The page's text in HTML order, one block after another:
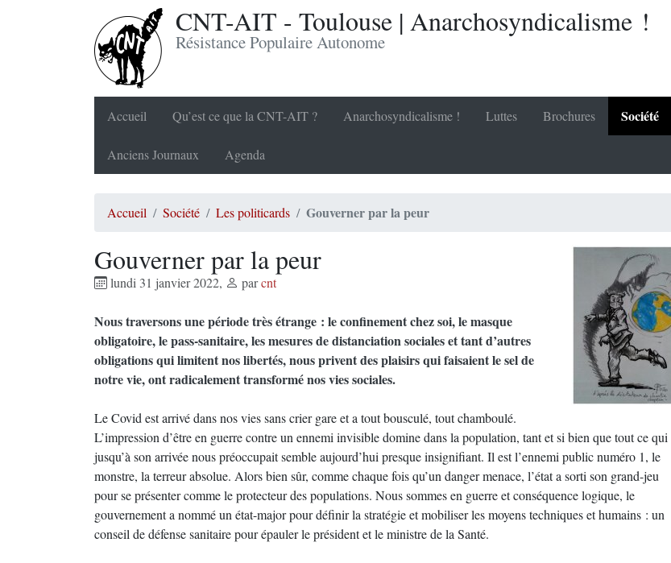
CNT-AIT - Toulouse | Anarchosyndicalisme !
Résistance Populaire Autonome
Accueil Qu’est ce que la CNT-AIT ? Anarchosyndicalisme ! Luttes Brochures Société
Anciens Journaux Agenda
Accueil Société Les politicards Gouverner par la peur
Gouverner par la peur
lundi 31 janvier 2022, parcnt
Nous traversons une période très étrange : le confinement chez soi, le masque
obligatoire, le pass-sanitaire, les mesures de distanciation sociales et tant d’autres
obligations qui limitent nos libertés, nous privent des plaisirs qui faisaient le sel de
notre vie, ont radicalement transformé nos vies sociales.
Le Covid est arrivé dans nos vies sans crier gare et a tout bousculé, tout chamboulé.
L’impression d’être en guerre contre un ennemi invisible domine dans la population, tant et si bien que tout ce qui
jusqu’à son arrivée nous préoccupait semble aujourd’hui presque insignifiant. Il est l’ennemi public numéro 1, le
monstre, la terreur absolue. Alors bien sûr, comme chaque fois qu’un danger menace, l’état a sorti son grand-jeu
pour se présenter comme le protecteur des populations. Nous sommes en guerre et conséquence logique, le
gouvernement a nommé un état-major pour définir la stratégie et mobiliser les moyens techniques et humains : un
conseil de défense sanitaire pour épauler le président et le ministre de la Santé.